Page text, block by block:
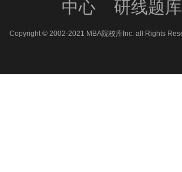
中心
研线题库
Copyright © 2002-2021 MBA院校库Inc. all Rights